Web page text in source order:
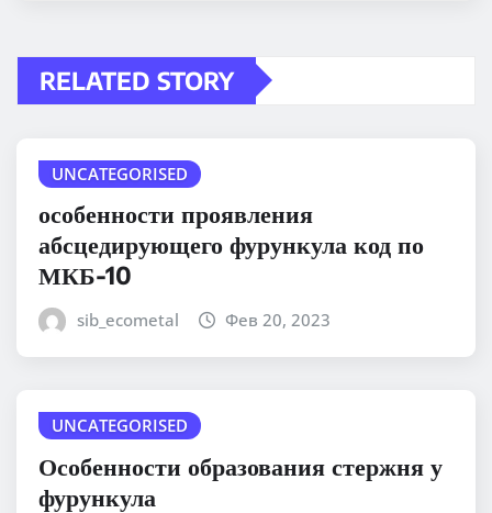
RELATED STORY
UNCATEGORISED
особенности проявления
абсцедирующего фурункула код по
МКБ-10
sib_ecometal Фев 20, 2023
UNCATEGORISED
Особенности образования стержня у
фурункула